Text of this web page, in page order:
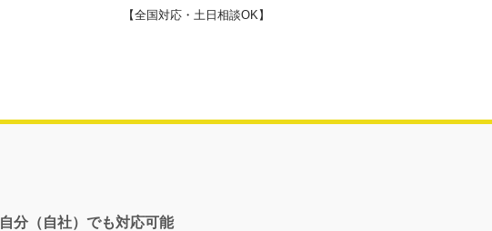
【全国対応・土日相談OK】
分（自社）でも対応可能